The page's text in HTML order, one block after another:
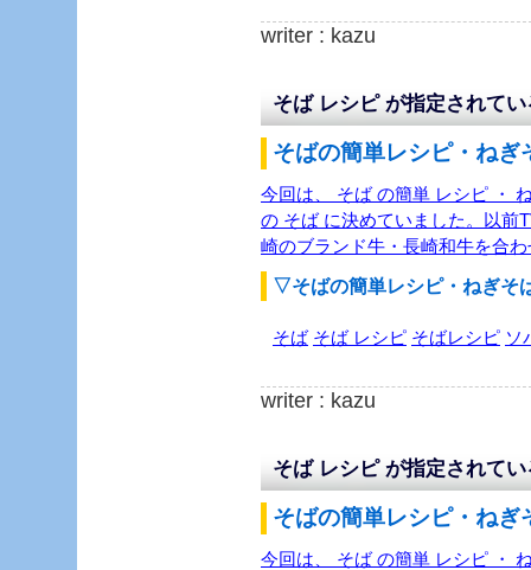
writer : kazu
そば レシピ が指定されて
そばの簡単レシピ・ね
今回は、 そば の簡単 レシピ ・
の そば に決めていました。以前
崎のブランド牛・長崎和牛を合
▽そばの簡単レシピ・ねぎそ
そば そば レシピ そばレシピ ソ
writer : kazu
そば レシピ が指定されて
そばの簡単レシピ・ね
今回は、 そば の簡単 レシピ ・